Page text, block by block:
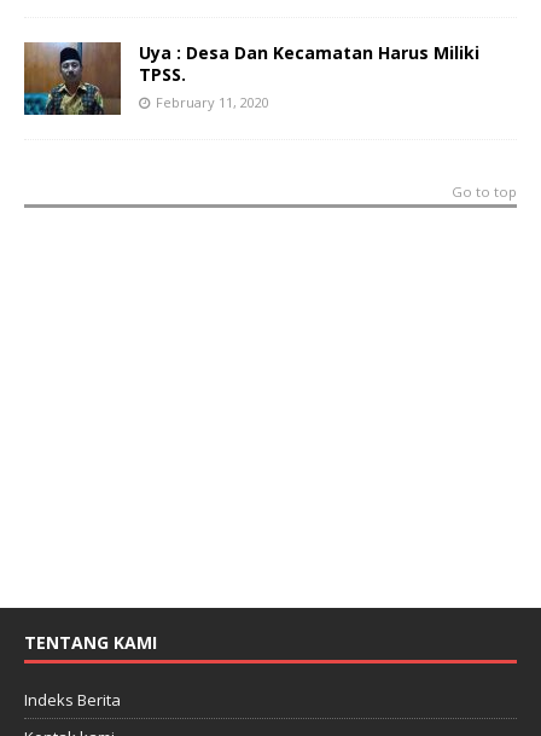
Uya : Desa Dan Kecamatan Harus Miliki
TPSS.
February 11, 2020
Go to top
TENTANG KAMI
Indeks Berita